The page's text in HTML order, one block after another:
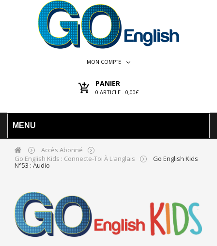
MON COMPTE
PANIER
0 ARTICLE - 0,00€
MENU
Accès Abonné
Go English Kids : Connecte-Toi À L'anglais
Go English Kids
N°53 : Audio